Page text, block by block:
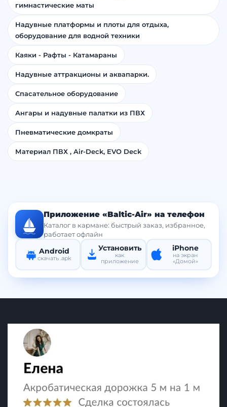
гимнастические маты
Надувные платформы и плоты для отдыха,
оборудование для водной техники
Каяки - Рафты - Катамараны
Надувные аттракционы и аквапарки.
Спасательное оборудование
Ангары и надувные палатки из ПВХ
Пневматические домкраты
Материал ПВХ , Air-Deck, EVO Deck
Приложение «Baltic-Air» на телефон
Каталог в кармане: быстрый заказ, избранное,
работает офлайн
Android
скачать .apk
Установить
как
приложение
iPhone
на экран
«Домой»